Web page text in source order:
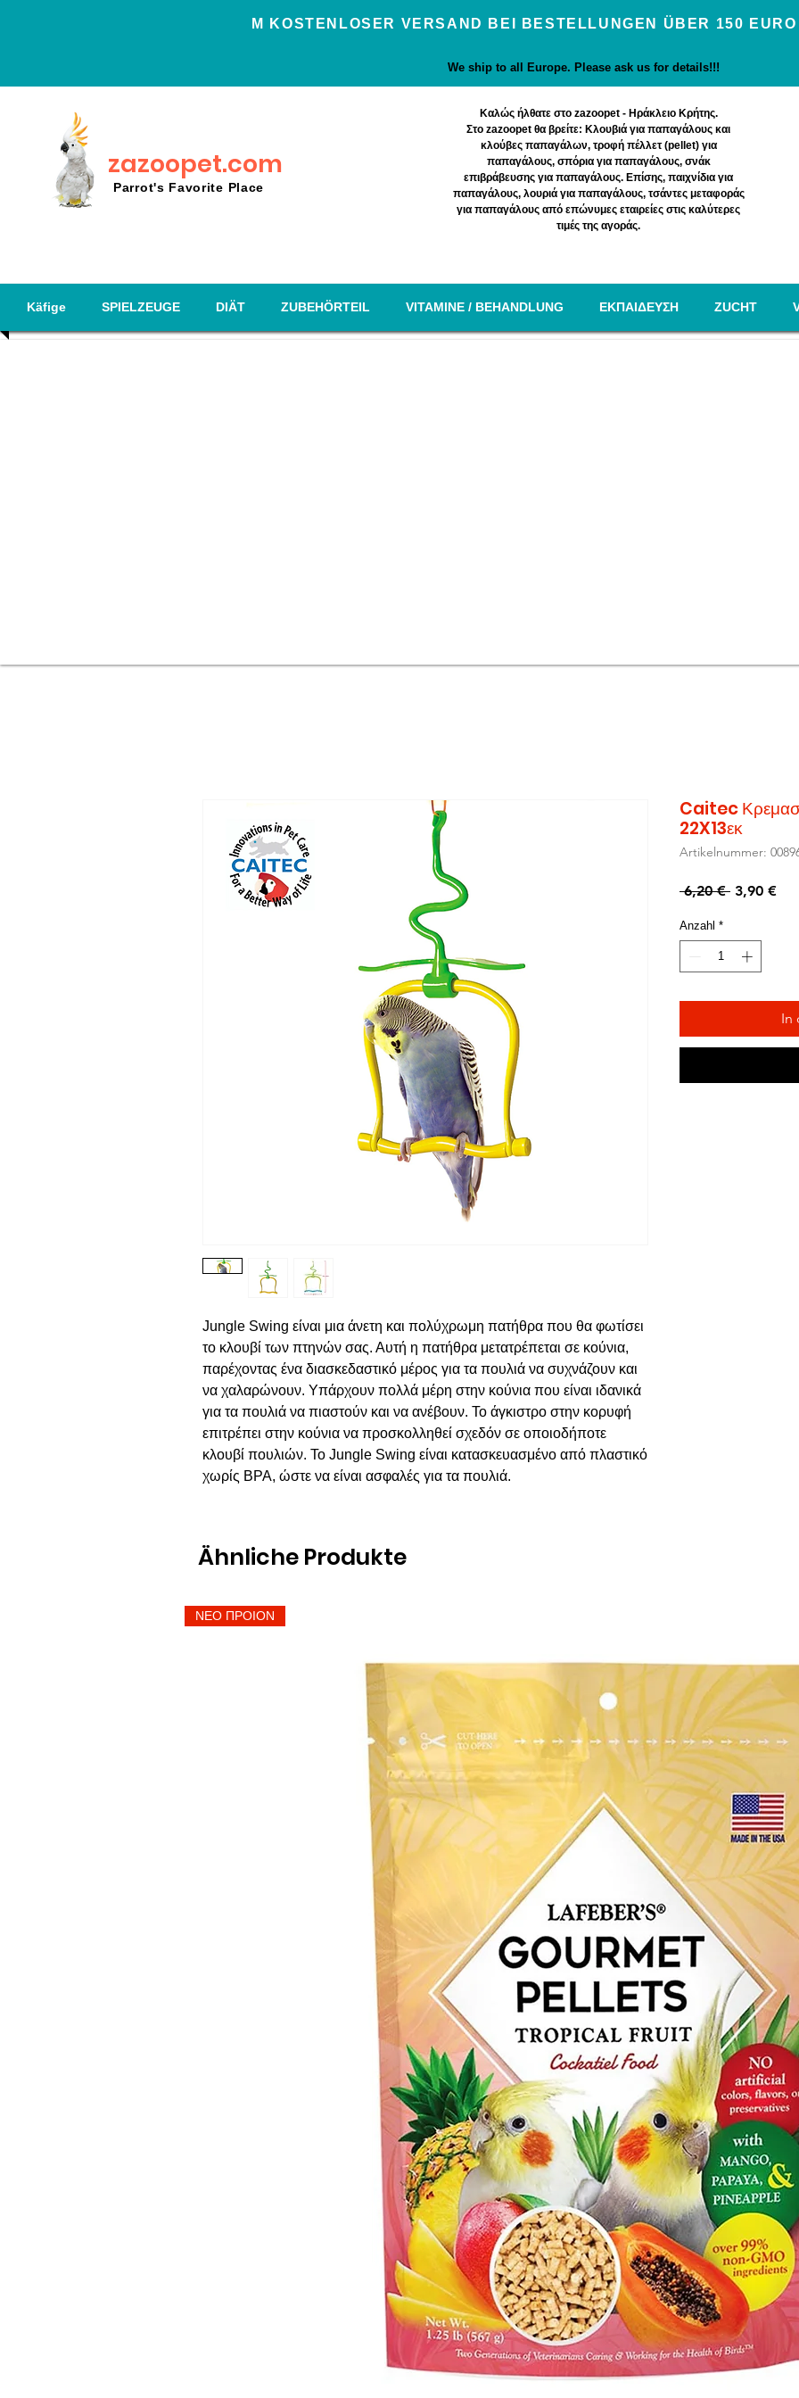
Μ KOSTENLOSER VERSAND BEI BESTELLUNGEN ÜBER 150 EURO
We ship to all Europe. Please ask us for details!!!
zazoopet.com
Parrot's Favorite Place
Καλώς ήλθατε στο zazoopet - Ηράκλειο Κρήτης.
Στο zazoopet θα βρείτε: Κλουβιά για παπαγάλους και
κλούβες παπαγάλων, τροφή πέλλετ (pellet) για
παπαγάλους, σπόρια για παπαγάλους, σνάκ
επιβράβευσης για παπαγάλους. Επίσης, παιχνίδια για
παπαγάλους, λουριά για παπαγάλους, τσάντες μεταφοράς
για παπαγάλους από επώνυμες εταιρείες στις καλύτερες
τιμές της αγοράς.
Käfige SPIELZEUGE DIÄT ZUBEHÖRTEIL VITAMINE / BEHANDLUNG EΚΠΑΙΔΕΥΣΗ ZUCHT
Jungle Swing είναι μια άνετη και πολύχρωμη πατήθρα που θα φωτίσει
το κλουβί των πτηνών σας. Αυτή η πατήθρα μετατρέπεται σε κούνια,
παρέχοντας ένα διασκεδαστικό μέρος για τα πουλιά να συχνάζουν και
να χαλαρώνουν. Υπάρχουν πολλά μέρη στην κούνια που είναι ιδανικά
για τα πουλιά να πιαστούν και να ανέβουν. Το άγκιστρο στην κορυφή
επιτρέπει στην κούνια να προσκολληθεί σχεδόν σε οποιοδήποτε
κλουβί πουλιών. Το Jungle Swing είναι κατασκευασμένο από πλαστικό
χωρίς BPA, ώστε να είναι ασφαλές για τα πουλιά.
Caitec
22X13εκ
Artikelnummer:
6,20 € 3,90 €Sale-
Anzahl *
In
Ähnliche Produkte
ΝΕΟ ΠΡΟΙΟΝ